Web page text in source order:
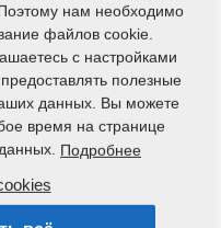
и для
нам необходимо
файлов cookie.
с настройками
полезные
данных. Вы можете
время на странице
Подробнее